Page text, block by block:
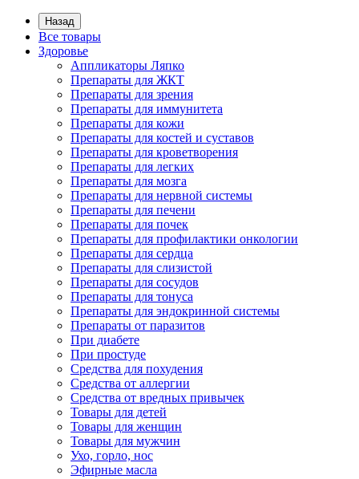
Назад
Все товары
Здоровье
Аппликаторы Ляпко
Препараты для ЖКТ
Препараты для зрения
Препараты для иммунитета
Препараты для кожи
Препараты для костей и суставов
Препараты для кроветворения
Препараты для легких
Препараты для мозга
Препараты для нервной системы
Препараты для печени
Препараты для почек
Препараты для профилактики онкологии
Препараты для сердца
Препараты для слизистой
Препараты для сосудов
Препараты для тонуса
Препараты для эндокринной системы
Препараты от паразитов
При диабете
При простуде
Средства для похудения
Средства от аллергии
Средства от вредных привычек
Товары для детей
Товары для женщин
Товары для мужчин
Ухо, горло, нос
Эфирные масла